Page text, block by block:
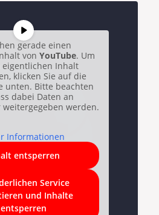
gerade einen
von YouTube. Um
eigentlichen Inhalt
klicken Sie auf die
unten. Bitte beachten
dabei Daten an
werden.
Informationen
entsperren
Service
und Inhalte
entsperren